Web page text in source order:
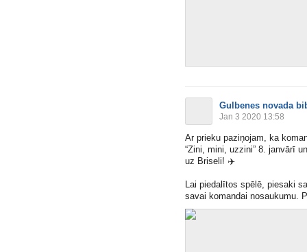
Gulbenes novada
Jan 3 2020 13:58
Ar prieku paziņojam, ka
“Zini, mini, uzzini” 8. janvārī
uz Briseli! ✈️
Lai piedalītos spēlē, piesaki
savai komandai nosaukumu.